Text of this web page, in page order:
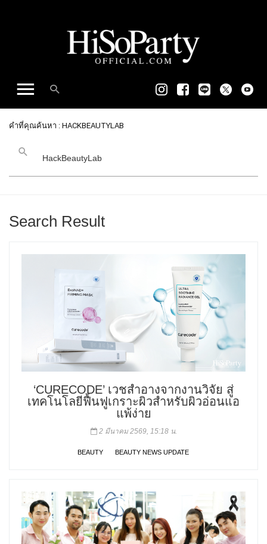
คำที่คุณค้นหา : HACKBEAUTYLAB
Search Result
‘CURECODE’ เวชสำอางจากงานวิจัย สู่
เทคโนโลยีฟื้นฟูเกราะผิวสำหรับผิวอ่อนแอ
แพ้ง่าย
2 มีนาคม 2569, 15:18 น.
BEAUTY BEAUTY NEWS UPDATE